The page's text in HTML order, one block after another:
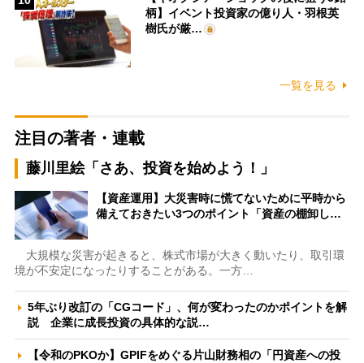
柄】イベント投資家の億り人・羽根英
樹氏が厳…
一覧を見る
注目の著者・連載
藤川里絵「さあ、投資を始めよう！」
【資産運用】大災害時に慌てないために平時から
備えておきたい3つのポイント「資産の棚卸し…
大規模な災害が起きると、株式市場が大きく動いたり、取引環
境が不安定になったりすることがある。一方…
5年ぶり改訂の「CGコード」、何が変わったのかポイントを解
説 企業に成長投資の具体的な説…
【令和のPKOか】GPIFをめぐる片山財務相の「円資産への投